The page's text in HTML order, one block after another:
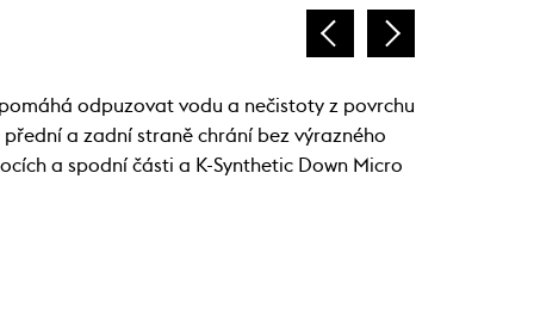
pomáhá odpuzovat vodu a nečistoty z povrchu
a zadní straně chrání bez výrazného
a spodní části a K-Synthetic Down Micro